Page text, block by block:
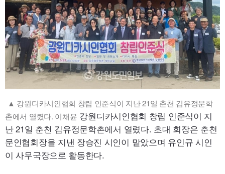
▲ 강원디카시인협회 창립 인준식이 지난 21일 춘천 김유정문학
촌에서 열렸다. 이채윤 강원디카시인협회 창립 인준식이 지
난 21일 춘천 김유정문학촌에서 열렸다. 초대 회장은 춘천
문인협회장을 지낸 장승진 시인이 맡았으며 유인규 시인
이 사무국장으로 활동한다.